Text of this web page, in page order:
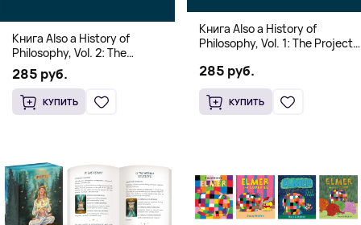
Книга Also a History of
Philosophy, Vol. 2: The
Occidental Constellation of
Faith and Knowledge
(Твердый переплет)
285 руб.
КУПИТЬ
Книга Also a History of
Philosophy, Vol. 1: The Project
Postmetaphysical Thinking
(Твердый переплет)
285 руб.
КУПИТЬ